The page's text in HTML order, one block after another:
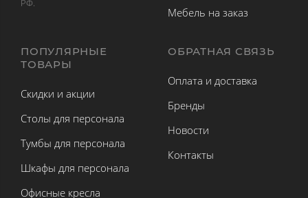
РФ.
Мебель на заказ
ПОПУЛЯРНЫЕ
ТОВАРЫ
Скидки и акции
Столы для персонала
Тумбы для персонала
Шкафы для персонала
Офисные кресла
ОБРАТНАЯ СВЯЗЬ
Оплата и доставка
Бренды
Новости
Контакты